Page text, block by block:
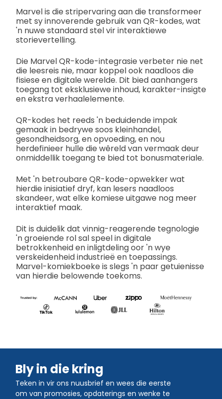
Marvel is die stripervaring aan die transformeer
met sy innoverende gebruik van QR-kodes, wat
'n nuwe standaard stel vir interaktiewe
storievertelling.
Die Marvel QR-kode-integrasie verbeter nie net
die leesreis nie, maar koppel ook naadloos die
fisiese en digitale werelde. Dit bied aanhangers
toegang tot eksklusiewe inhoud, karakter-insigte
en ekstra verhaalelemente.
QR-kodes het reeds 'n beduidende impak
gemaak in bedrywe soos kleinhandel,
gesondheidsorg, en opvoeding, en nou
herdefinieer hulle die wêreld van vermaak deur
onmiddellik toegang te bied tot bonusmateriale.
Met 'n betroubare QR-kode-opwekker wat
hierdie inisiatief dryf, kan lesers naadloos
skandeer, wat elke komiese uitgawe nog meer
interaktief maak.
Dit is duidelik dat vinnig-reagerende tegnologie
'n groeiende rol sal speel in digitale
betrokkenheid en inligtdeling oor 'n wye
verskeidenheid industrieë en toepassings.
Marvel-komiekboeke is slegs 'n paar getuienisse
van hierdie belowende toekoms.
Bly in die kring
Teken in vir ons nuusbrief en wees die eerste
om van promosies, opdaterings en wenke te